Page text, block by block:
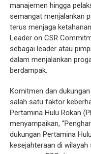
manajemen hingga
semangat menjalankan
terus menjaga
Leader on CSR
sebagai leader atau
dalam menjalankan
berdampak.
Komitmen dan
salah satu faktor
Pertamina Hulu Rokan
menyampaikan,
dukungan Pertamina
kesejahteraan di